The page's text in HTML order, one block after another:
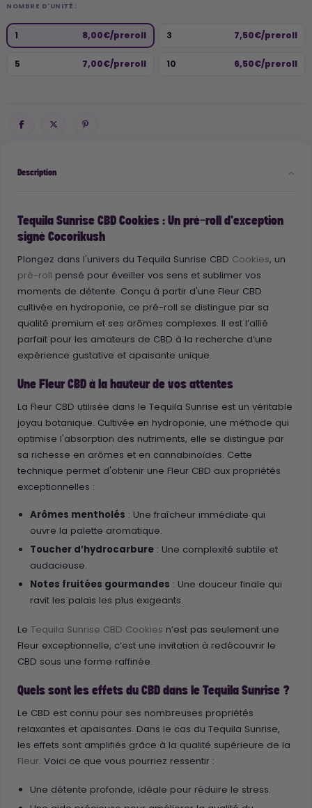
NOMBRE D'UNITÉ :
1 8,00€/preroll 3 7,50€/preroll
5 7,00€/preroll 10 6,50€/preroll
Description
Tequila Sunrise CBD Cookies : Un pré-roll d’exception
signé Cocorikush
Plongez dans l'univers du Tequila Sunrise CBD Cookies, un
pré-roll pensé pour éveiller vos sens et sublimer vos
moments de détente. Conçu à partir d'une Fleur CBD
cultivée en hydroponie, ce pré-roll se distingue par sa
qualité premium et ses arômes complexes. Il est l’allié
parfait pour les amateurs de CBD à la recherche d’une
expérience gustative et apaisante unique.
Une Fleur CBD à la hauteur de vos attentes
La Fleur CBD utilisée dans le Tequila Sunrise est un véritable
joyau botanique. Cultivée en hydroponie, une méthode qui
optimise l'absorption des nutriments, elle se distingue par
sa richesse en arômes et en cannabinoïdes. Cette
technique permet d'obtenir une Fleur CBD aux propriétés
exceptionnelles :
Arômes mentholés : Une fraîcheur immédiate qui
ouvre la palette aromatique.
Toucher d’hydrocarbure : Une complexité subtile et
audacieuse.
Notes fruitées gourmandes : Une douceur finale qui
ravit les palais les plus exigeants.
Le Tequila Sunrise CBD Cookies n’est pas seulement une
Fleur exceptionnelle, c’est une invitation à redécouvrir le
CBD sous une forme raffinée.
Quels sont les effets du CBD dans le Tequila Sunrise ?
Le CBD est connu pour ses nombreuses propriétés
relaxantes et apaisantes. Dans le cas du Tequila Sunrise,
les effets sont amplifiés grâce à la qualité supérieure de la
Fleur. Voici ce que vous pourriez ressentir :
Une détente profonde, idéale pour réduire le stress.